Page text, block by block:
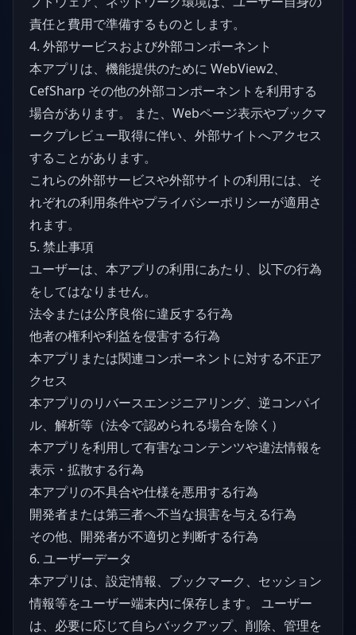
責任と費用で準備するものとします。
4. 外部サービスおよび外部コンポーネント
本アプリは、機能提供のために WebView2、
CefSharp その他の外部コンポーネントを利用する
場合があります。 また、Webページ表示やブックマ
ークプレビュー取得に伴い、外部サイトへアクセス
することがあります。
これらの外部サービスや外部サイトの利用には、そ
れぞれの利用条件やプライバシーポリシーが適用さ
れます。
5. 禁止事項
ユーザーは、本アプリの利用にあたり、以下の行為
をしてはなりません。
法令または公序良俗に違反する行為
他者の権利や利益を侵害する行為
本アプリまたは関連コンポーネントに対する不正ア
クセス
本アプリのリバースエンジニアリング、逆コンパイ
ル、解析等（法令で認められる場合を除く）
本アプリを利用して有害なコンテンツや違法情報を
表示・拡散する行為
本アプリの不具合や仕様を悪用する行為
開発者または第三者へ不当な損害を与える行為
その他、開発者が不適切と判断する行為
6. ユーザーデータ
本アプリは、設定情報、ブックマーク、セッション
情報等をユーザー端末内に保存します。 ユーザー
は、必要に応じて自らバックアップ、削除、管理を